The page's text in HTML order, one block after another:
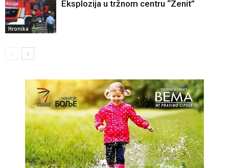
Hronika
Eksplozija u tržnom centru “Zenit”